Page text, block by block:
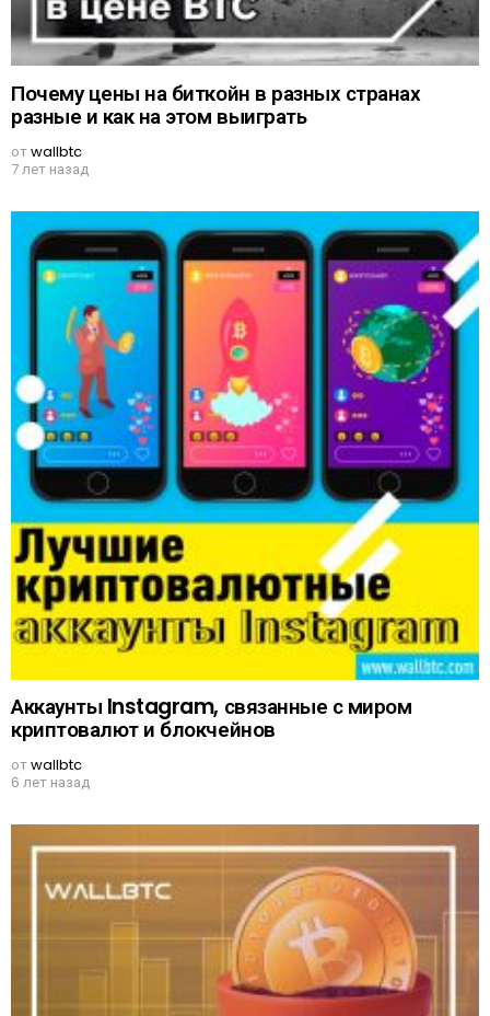
Почему цены на биткойн в разных странах
разные и как на этом выиграть
отwallbtc
7 лет назад
Аккаунты Instagram, связанные с миром
криптовалют и блокчейнов
отwallbtc
6 лет назад